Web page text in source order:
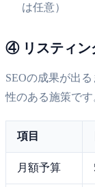
は任意）
④ リスティン
SEOの成果が出
性のある施策です
項目
月額予算